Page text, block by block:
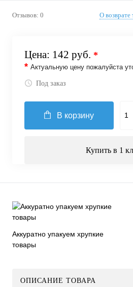
Отзывов: 0 О возврате
Цена: 142 руб. *
* Актуальную цену пожалуйста
Под заказ
В корзину
Купить в 1
Аккуратно упакуем хрупкие
товары
ОПИСАНИЕ ТОВАРА